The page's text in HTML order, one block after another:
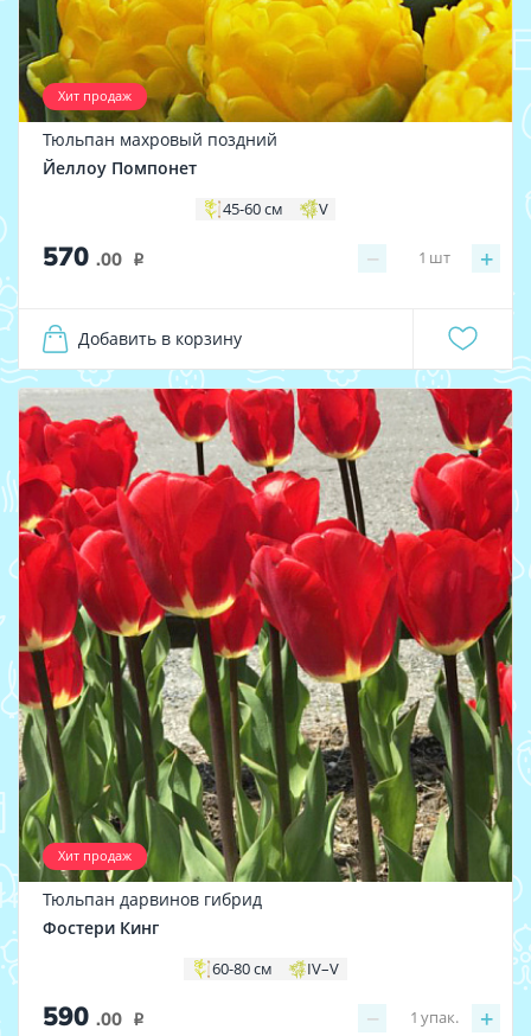
Хит продаж
Тюльпан махровый поздний
Йеллоу Помпонет
45-60 см V
570 .00 i − +
1 шт
Добавить в корзину
Хит продаж
Тюльпан дарвинов гибрид
Фостери Кинг
60-80 см IV–V
590 .00 i − +
1 упак.